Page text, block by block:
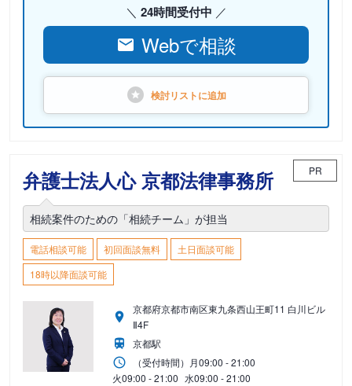
24時間受付中
Webで相談
検討リストに追加
弁護士法人心 京都法律事務所 PR
相続案件のための「相続チーム」が担当
電話相談可能 初回面談無料
土日面談可能
18時以降面談可能
京都府京都市南区東九条西山王町11 白川ビル
Ⅱ4F
京都駅
（受付時間） 月09:00 - 21:00
火09:00 - 21:00 水09:00 - 21:00